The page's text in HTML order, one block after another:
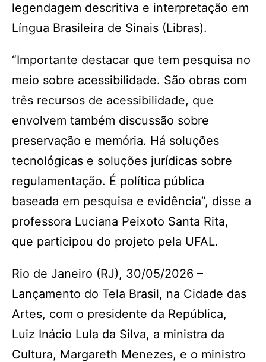
legendagem descritiva e interpretação em
Língua Brasileira de Sinais (Libras).
“Importante destacar que tem pesquisa no
meio sobre acessibilidade. São obras com
três recursos de acessibilidade, que
envolvem também discussão sobre
preservação e memória. Há soluções
tecnológicas e soluções jurídicas sobre
regulamentação. É política pública
baseada em pesquisa e evidência”, disse a
professora Luciana Peixoto Santa Rita,
que participou do projeto pela UFAL.
Rio de Janeiro (RJ), 30/05/2026 –
Lançamento do Tela Brasil, na Cidade das
Artes, com o presidente da República,
Luiz Inácio Lula da Silva, a ministra da
Cultura, Margareth Menezes, e o ministro